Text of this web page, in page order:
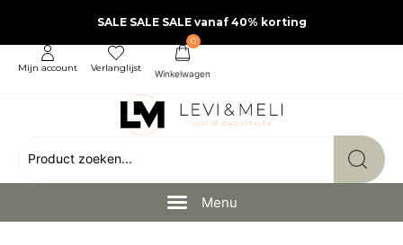
SALE SALE SALE vanaf 40% korting
Mijn account Verlanglijst
0